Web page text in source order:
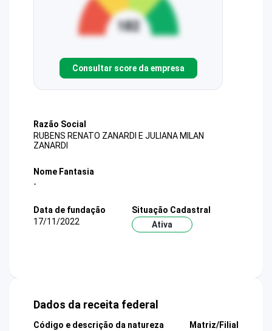
Consultar score da empresa
Razão Social
RUBENS RENATO ZANARDI E JULIANA MILAN
ZANARDI
Nome Fantasia
-
Data de fundação
17/11/2022
Situação Cadastral
Ativa
Dados da receita federal
Código e descrição da natureza
Matriz/Filial